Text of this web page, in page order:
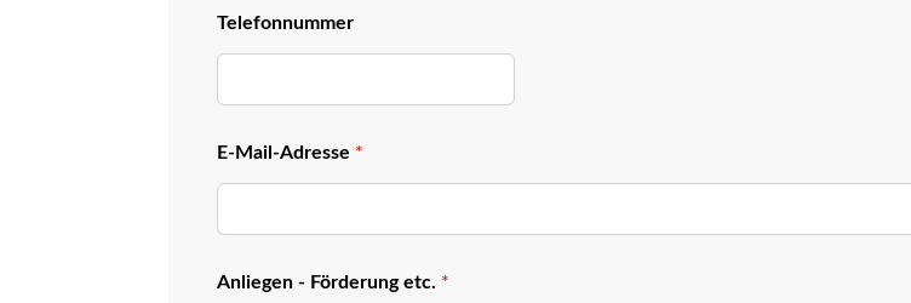
Telefonnummer
E-Mail-Adresse *
Anliegen - Förderung etc. *